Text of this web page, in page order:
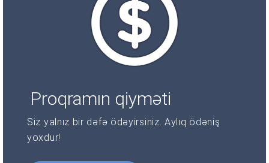
Proqramın qiyməti
Siz yalnız bir dəfə ödəyirsiniz. Aylıq ödəniş
yoxdur!